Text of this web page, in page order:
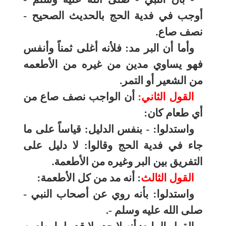
أوجب في فدية الحج بالحديث الصحيح -
نصف صاع.
وأما أن البر مد: فلأنه أغلى ثمناً وأنفس
فهو يساوي مدين من غيره من الأطعمه
من الشعير أو التمر.
القول الثاني: أن الواجب نصف صاع من
أي طعام كان:
واستدلوا: - بنفس الدليل: قياساً على ما
جاء في فدية الحج وقالوا: لا دليل على
التفريق بين البر وغيره من الأطعمة.
القول الثالث: أنه مد من كل الأطعمة:
واستدلوا: بأنه روي عن أصحاب النبي -
صلى الله عليه وسلم -.